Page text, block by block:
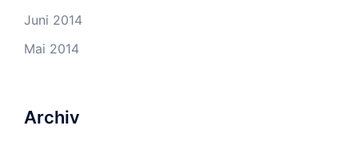
Juni 2014
Mai 2014
Archiv